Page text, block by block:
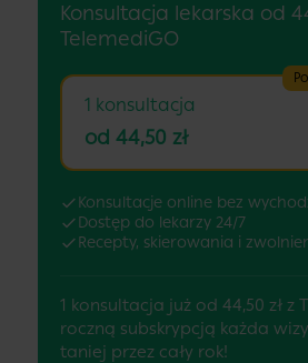
Konsultacja lekarska od
TelemediGO
1 konsultacja
od 44,50 zł
Konsultacje online bez
Dostęp do lekarzy 24/7
Recepty, skierowania i
1 konsultacja już od 44,50 zł z
roczną subskrypcją każda
taniej przez cały rok!